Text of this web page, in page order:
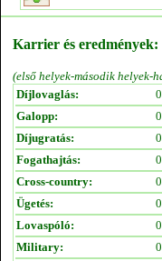
Karrier és eredmények:
(első helyek-második helyek-
Díjlovaglás:
Galopp:
Díjugratás:
Fogathajtás:
Cross-country:
Ügetés:
Lovaspóló:
Military: